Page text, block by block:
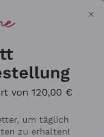
–
von 120,00 €
um täglich
zu erhalten!